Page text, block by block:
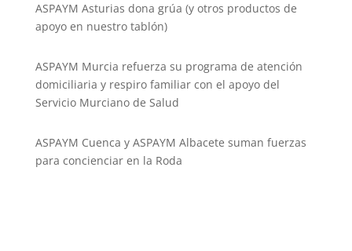
ASPAYM Asturias dona grúa (y otros productos de
apoyo en nuestro tablón)
ASPAYM Murcia refuerza su programa de atención
domiciliaria y respiro familiar con el apoyo del
Servicio Murciano de Salud
ASPAYM Cuenca y ASPAYM Albacete suman fuerzas
para concienciar en la Roda